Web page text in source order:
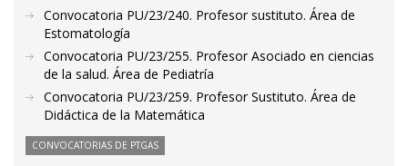
Convocatoria PU/23/240. Profesor sustituto. Área de
Estomatología
Convocatoria PU/23/255. Profesor Asociado en ciencias
de la salud. Área de Pediatría
Convocatoria PU/23/259. Profesor Sustituto. Área de
Didáctica de la Matemática
CONVOCATORIAS DE PTGAS